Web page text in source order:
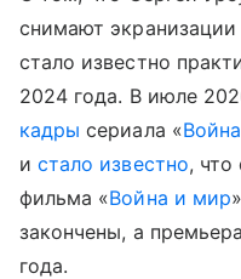
снимают
стало известно
2024 года. В июле
кадры сериала «
истало известно,
фильма «Война и мир
закончены, а
года.